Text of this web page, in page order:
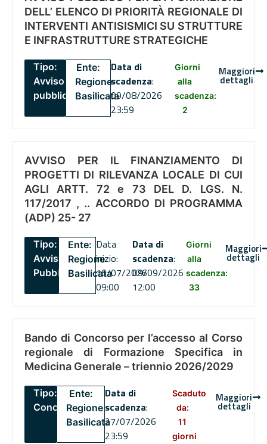
DELL’ ELENCO DI PRIORITÀ REGIONALE DI
INTERVENTI ANTISISMICI SU STRUTTURE
E INFRASTRUTTURE STRATEGICHE
Tipo:
Avviso
pubblico
Ente:
Regione
Basilicata
Data di
scadenza:
09/08/2026
23:59
Giorni
alla
scadenza:
2
Maggiori
dettagli
AVVISO PER IL FINANZIAMENTO DI
PROGETTI DI RILEVANZA LOCALE DI CUI
AGLI ARTT. 72 e 73 DEL D. LGS. N.
117/2017 , .. ACCORDO DI PROGRAMMA
(ADP) 25- 27
Tipo:
Avviso
Pubblico
Ente:
Regione
Basilicata
Data
inizio:
16/07/2026
09:00
Data di
scadenza:
09/09/2026
12:00
Giorni
alla
scadenza:
33
Maggiori
dettagli
Bando di Concorso per l’accesso al Corso
regionale di Formazione Specifica in
Medicina Generale – triennio 2026/2029
Tipo:
Concorsi
Ente:
Regione
Basilicata
Data di
scadenza:
27/07/2026
23:59
Scaduto
da:
11
giorni
Maggiori
dettagli